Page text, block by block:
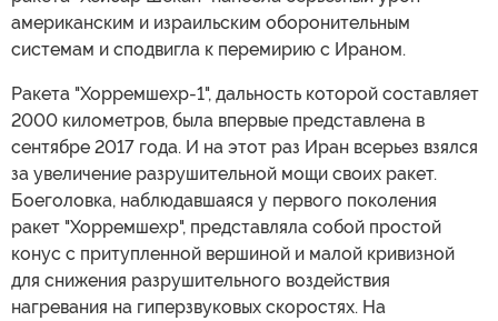
американским и израильским оборонительным
системам и сподвигла к перемирию с Ираном.
Ракета "Хорремшехр-1", дальность которой составляет
2000 километров, была впервые представлена в
сентябре 2017 года. И на этот раз Иран всерьез взялся
за увеличение разрушительной мощи своих ракет.
Боеголовка, наблюдавшаяся у первого поколения
ракет "Хорремшехр", представляла собой простой
конус с притупленной вершиной и малой кривизной
для снижения разрушительного воздействия
нагревания на гиперзвуковых скоростях. На